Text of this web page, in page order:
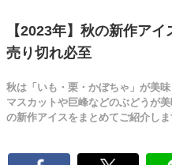
【2023年】秋の新作ア
売り切れ必至
秋は「いも・栗・かぼちゃ」が美
マスカットや巨峰などのぶどうが
の新作アイスをまとめてご紹介しま